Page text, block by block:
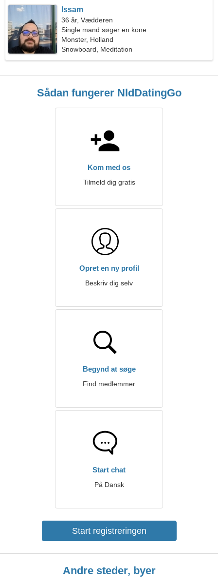
Issam
36 år, Vædderen
Single mand søger en kone
Monster, Holland
Snowboard, Meditation
Sådan fungerer NldDatingGo
Kom med os
Tilmeld dig gratis
Opret en ny profil
Beskriv dig selv
Begynd at søge
Find medlemmer
Start chat
På Dansk
Start registreringen
Andre steder, byer